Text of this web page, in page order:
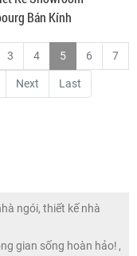
Bán Kính
3 4 5 6 7
Next Last
ngói, thiết kế nhà
gian sống hoàn hảo! ,